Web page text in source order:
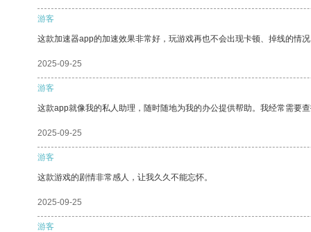
游客
这款加速器app的加速效果非常好，玩游戏再也不会出现卡顿、掉线的情
2025-09-25
游客
这款app就像我的私人助理，随时随地为我的办公提供帮助。我经常需要
2025-09-25
游客
这款游戏的剧情非常感人，让我久久不能忘怀。
2025-09-25
游客